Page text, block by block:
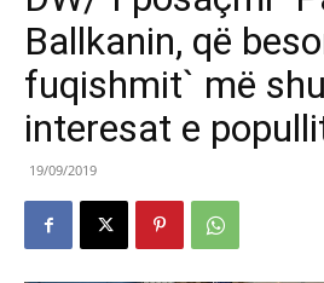
Ballkanin, që
fuqishmit` më
interesat e
19/09/2019